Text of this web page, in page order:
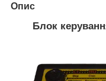
Опис
Блок